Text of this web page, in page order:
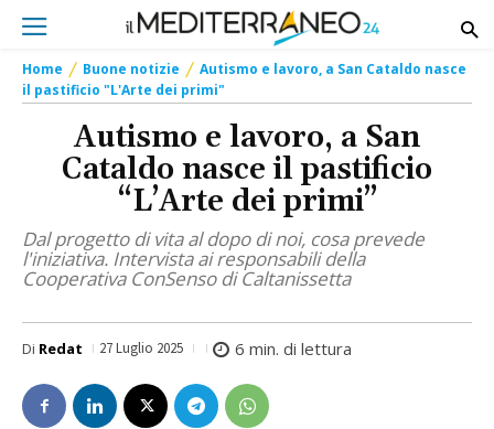
Home Buone notizie
Autismo e lavoro, a San Cataldo nasce
il pastificio "L'Arte dei primi"
Autismo e lavoro, a San
Cataldo nasce il pastificio
“L’Arte dei primi”
Dal progetto di vita al dopo di noi, cosa prevede
l'iniziativa. Intervista ai responsabili della
Cooperativa ConSenso di Caltanissetta
Di Redat 27 Luglio 2025 6 min. di lettura